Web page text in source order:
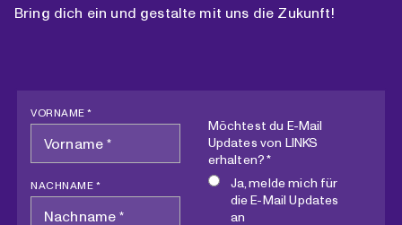
Bring dich ein und gestalte mit uns die Zukunft!
VORNAME *
NACHNAME *
Möchtest du E-Mail
Updates von LINKS
erhalten? *
Ja, melde mich für
die E-Mail Updates
an